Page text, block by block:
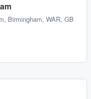
, Birmingham, WAR, GB